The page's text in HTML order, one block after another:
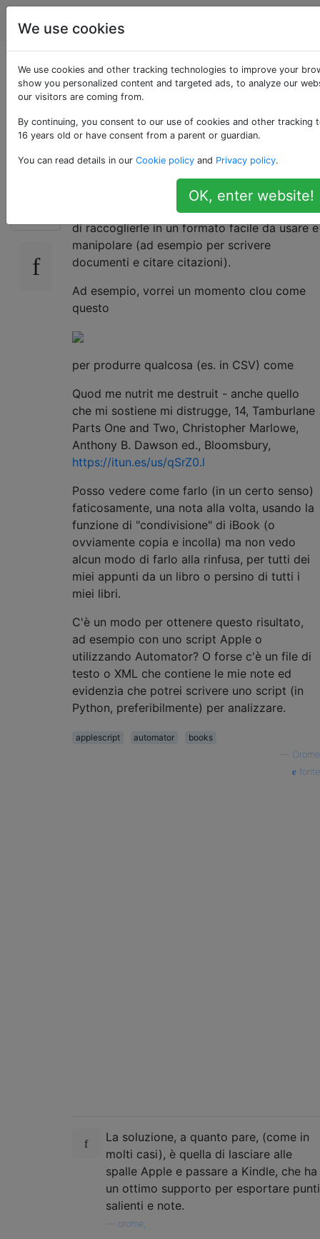
Apple
Come colleziono tutti
i miei appunti e punti
salienti da iBooks?
Ho un sacco di evidenziazioni e note in
iBooks che ho letto e vorrei essere in grado
di raccoglierle in un formato facile da usare e
manipolare (ad esempio per scrivere
documenti e citare citazioni).
Ad esempio, vorrei un momento clou come
questo
per produrre qualcosa (es. in CSV) come
Quod me nutrit me destruit - anche quello
che mi sostiene mi distrugge, 14, Tamburlane
Parts One and Two, Christopher Marlowe,
Anthony B. Dawson ed., Bloomsbury,
https://itun.es/us/qSrZ0.l
Posso vedere come farlo (in un certo senso)
faticosamente, una nota alla volta, usando la
funzione di "condivisione" di iBook (o
ovviamente copia e incolla) ma non vedo
alcun modo di farlo alla rinfusa, per tutti dei
miei appunti da un libro o persino di tutti i
miei libri.
C'è un modo per ottenere questo risultato,
ad esempio con uno script Apple o
utilizzando Automator? O forse c'è un file di
testo o XML che contiene le mie note ed
evidenzia che potrei scrivere uno script (in
Python, preferibilmente) per analizzare.
applescript automator
books
Orome
fonte
La soluzione, a quanto pare, (come in
molti casi), è quella di lasciare alle
spalle Apple e passare a Kindle, che ha
un ottimo supporto per esportare punti
salienti e note.
orome,
We use cookies
We use cookies and other tracking technologies to improve your
show you personalized content and targeted ads, to analyze our
our visitors are coming from.
By continuing, you consent to our use of cookies and other tracking
16 years old or have consent from a parent or guardian.
You can read details in our Cookie policy and Privacy policy.
OK, enter website!